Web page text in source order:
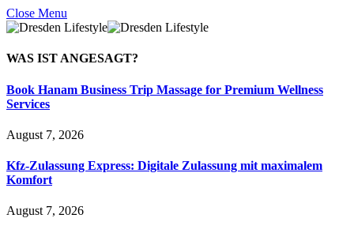
Close Menu
WAS IST ANGESAGT?
Book Hanam Business Trip Massage for Premium Wellness
Services
August 7, 2026
Kfz-Zulassung Express: Digitale Zulassung mit maximalem
Komfort
August 7, 2026